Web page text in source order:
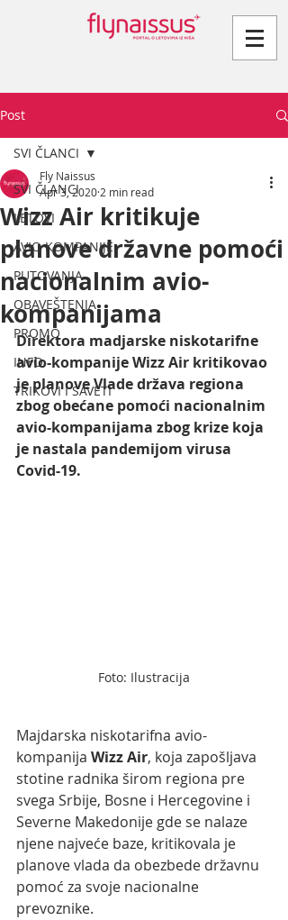
Post
SVI ČLANCI
LETOVI
AVIO KOMPANIJE
PUTOVANJA
OBAVEŠTENJA
PROMO
INFO
TRIKOVI I SAVETI
SVI ČLANCI
Wizz Air kritikuje
planove državne pomoći
nacionalnim avio-
kompanijama
Fly Naissus
Apr 3, 2020 2 min read
Direktora madjarske niskotarifne
avio-kompanije Wizz Air kritikovao
je planove Vlade država regiona
zbog obećane pomoći nacionalnim
avio-kompanijama zbog krize koja
je nastala pandemijom virusa
Covid-19.
Foto: Ilustracija
Majdarska niskotarifna avio-
kompanija Wizz Air, koja zapošljava
stotine radnika širom regiona pre
svega Srbije, Bosne i Hercegovine i
Severne Makedonije gde se nalaze
njene najveće baze, kritikovala je
planove vlada da obezbede državnu
pomoć za svoje nacionalne
prevoznike.